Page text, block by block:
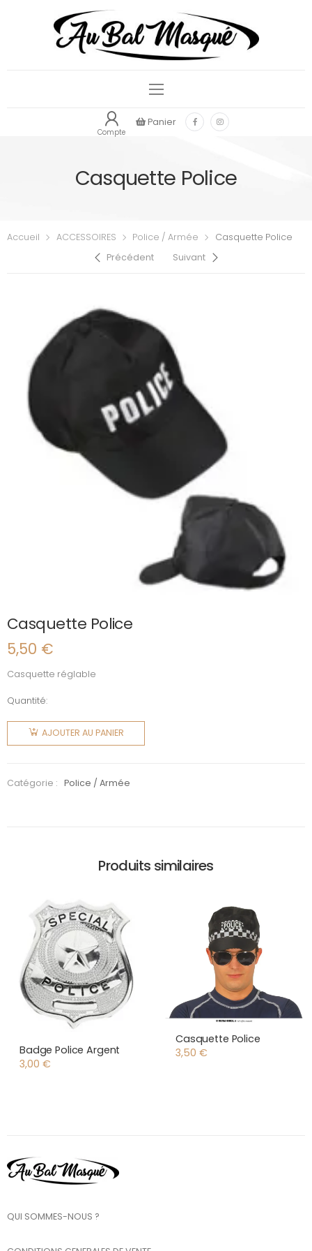
Compte
Panier
Casquette Police
Accueil ACCESSOIRES Police / Armée
Casquette Police
Précédent
Suivant
Casquette Police
5,50 €
Casquette réglable
Quantité:
quantité
Casquette
AJOUTER AU PANIER
Catégorie : Police / Armée
Produits similaires
Badge Police Argent
3,00 €
Casquette Police
3,50 €
QUI SOMMES-NOUS ?